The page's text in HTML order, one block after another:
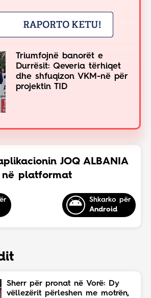
Triumfojnë banorët e
Durrësit: Qeveria tërhiqet
dhe shfuqizon VKM-në për
projektin TID
JOQ ALBANIA
në platformat
Shkarko për
Android
Sherr për pronat në Vorë: Dy
vëllezërit përleshen me motrën,